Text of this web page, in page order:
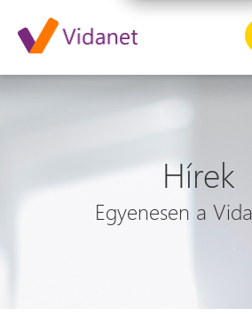
Hírek
Egyenesen a